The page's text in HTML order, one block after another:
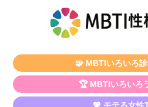
🧩 MBTIいろいろ診
🏆 MBTIいろいろ